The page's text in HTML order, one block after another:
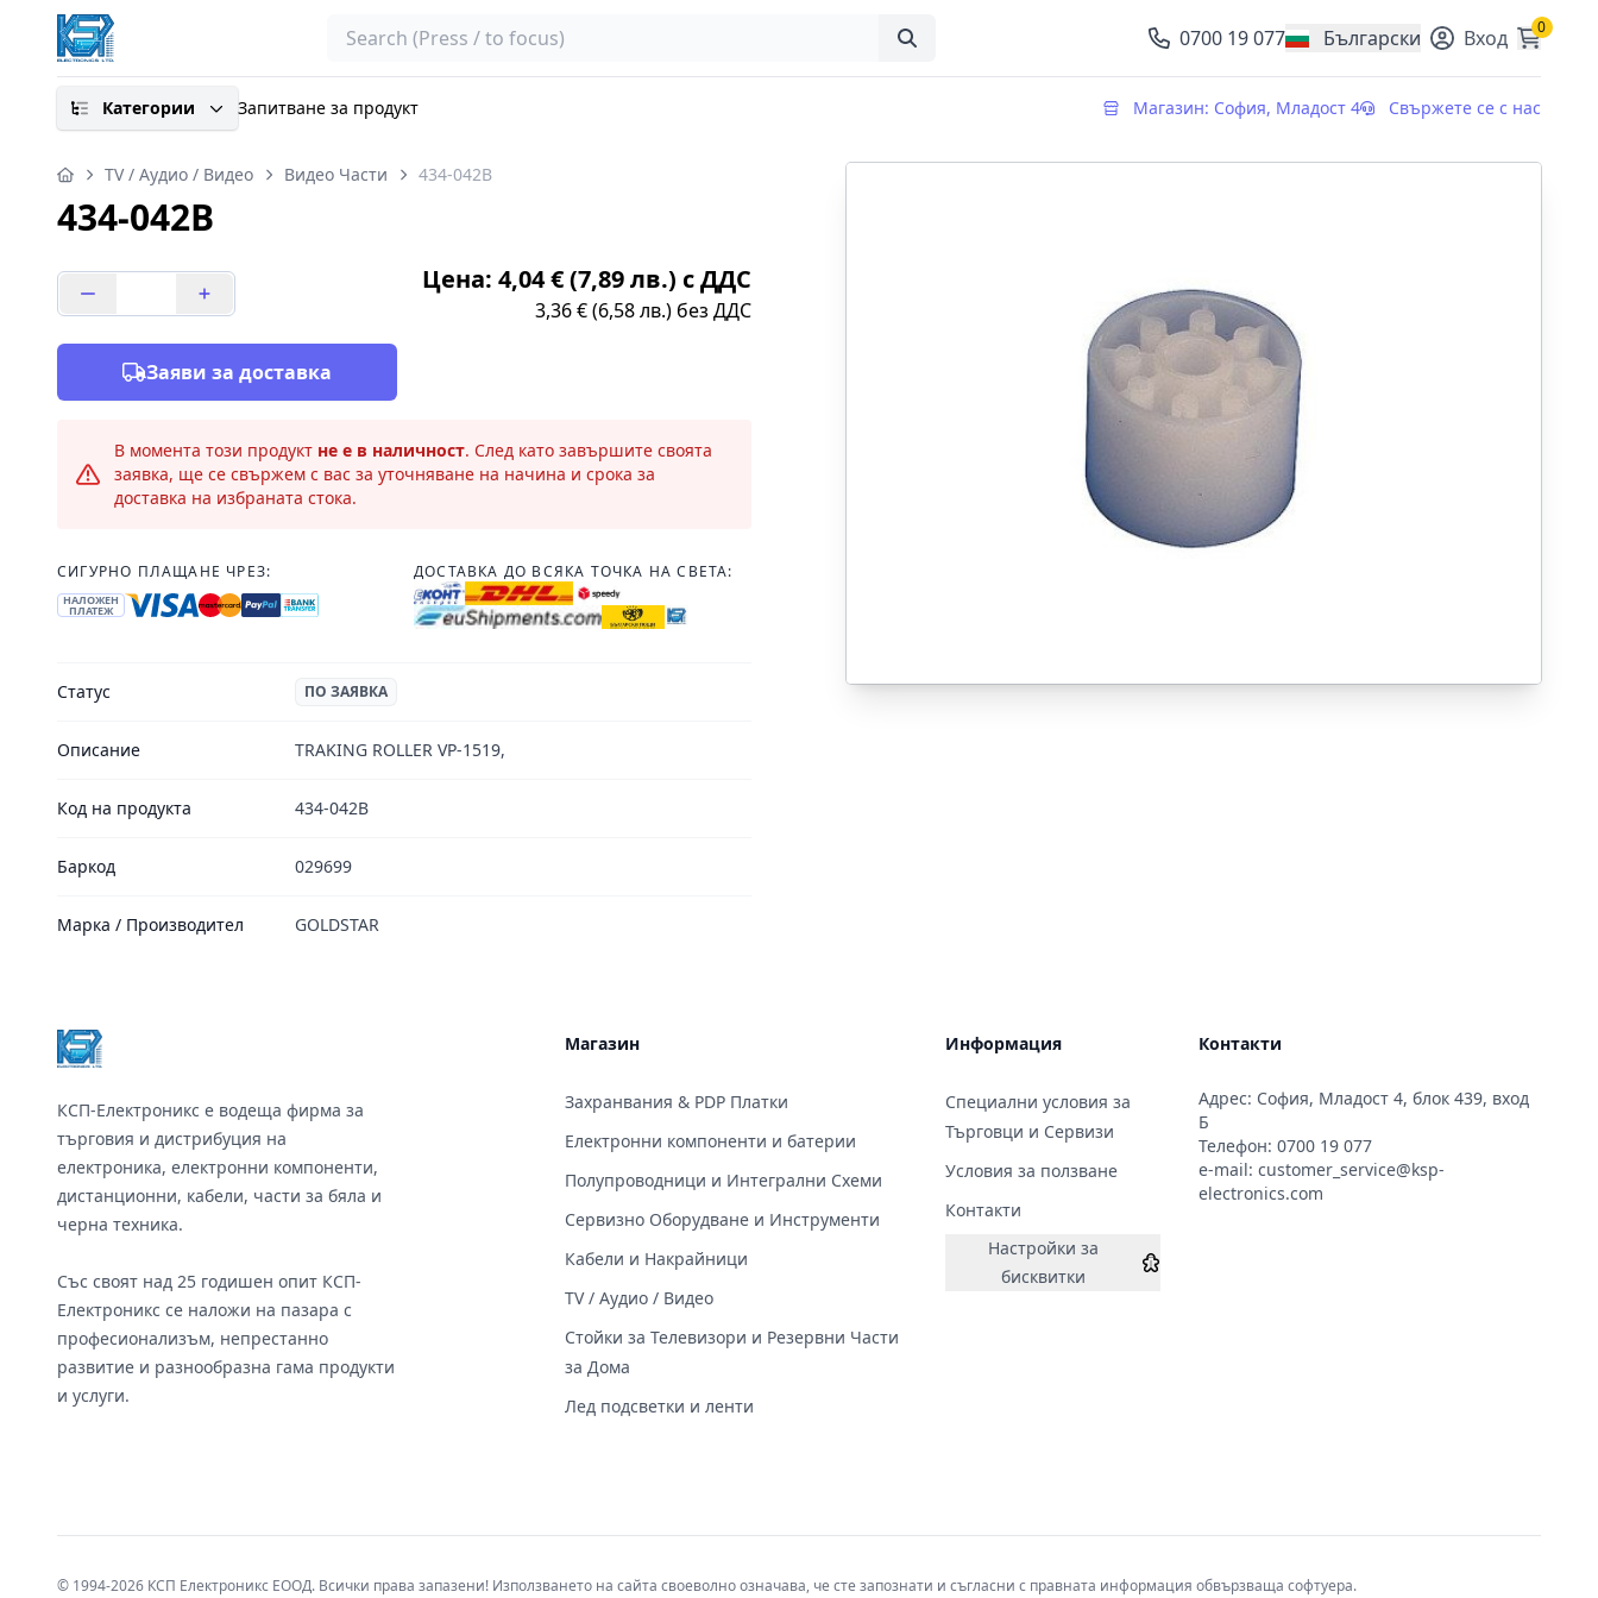
Search 0700 19 077 Български
, change currency Вход 0
Категории Запитване за продукт Магазин: София, Младост 4 Свържете се с нас
TV / Аудио / Видео Видео Части 434-042B
434-042B
Цена: 4,04 € (7,89 лв.) с ДДС
3,36 € (6,58 лв.) без ДДС
Заяви за доставка
В момента този продукт не е в наличност. След като завършите своята
заявка, ще се свържем с вас за уточняване на начина и срока за
доставка на избраната стока.
СИГУРНО ПЛАЩАНЕ ЧРЕЗ:
НАЛОЖЕН
ПЛАТЕЖ
ДОСТАВКА ДО ВСЯКА ТОЧКА НА СВЕТА:
Статус ПО ЗАЯВКА
Описание TRAKING ROLLER VP-1519,
Код на продукта 434-042B
Баркод 029699
Марка / Производител GOLDSTAR
КСП-Електроникс е водеща фирма за
търговия и дистрибуция на
електроника, електронни компоненти,
дистанционни, кабели, части за бяла и
черна техника.
Със своят над 25 годишен опит КСП-
Електроникс се наложи на пазара с
професионализъм, непрестанно
развитие и разнообразна гама продукти
и услуги.
Магазин
Захранвания & PDP Платки
Електронни компоненти и батерии
Полупроводници и Интегрални Схеми
Сервизно Оборудване и Инструменти
Кабели и Накрайници
TV / Аудио / Видео
Стойки за Телевизори и Резервни Части
за Дома
Лед подсветки и ленти
Информация
Специални условия за
Търговци и Сервизи
Условия за ползване
Контакти
Настройки за
бисквитки
Контакти
Адрес: София, Младост 4, блок 439, вход
Б
Телефон: 0700 19 077
e-mail: customer_service@ksp-
electronics.com
© 1994-2026 КСП Електроникс ЕООД. Всички права запазени! Използването на сайта своеволно означава, че сте запознати и съгласни с правната информация обвързваща софтуера.